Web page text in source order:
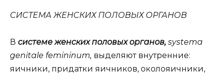
СИСТЕМА ЖЕНСКИХ ПОЛОВЫХ ОРГАНОВ
В системе женских половых органов, systema
genitale femininum, выделяют внутренние:
яичники, придатки яичников, околояичники,